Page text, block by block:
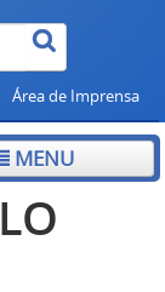
Área de Imprensa
MENU